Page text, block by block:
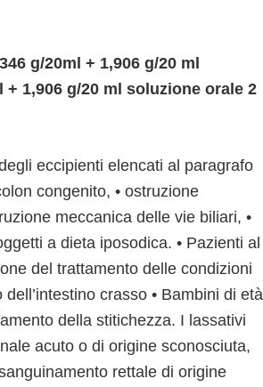
g/20ml + 1,906 g/20 ml
1,906 g/20 ml soluzione orale 2
eccipienti elencati al paragrafo
congenito, • ostruzione
meccanica delle vie biliari, •
a dieta iposodica. • Pazienti al
del trattamento delle condizioni
crasso • Bambini di età
della stitichezza. I lassativi
acuto o di origine sconosciuta,
rettale di origine